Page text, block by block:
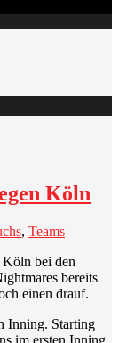
Köln
, Teams
Köln bei den
bereits
einen drauf.
Inning. Starting
im ersten Inning